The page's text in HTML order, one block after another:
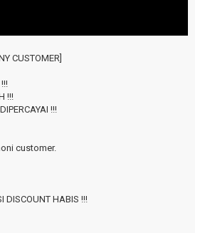
CUSTOMER]
!!!
!!!
customer.
DISCOUNT HABIS !!!